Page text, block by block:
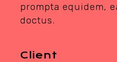
prompta equidem,
doctus.
Client